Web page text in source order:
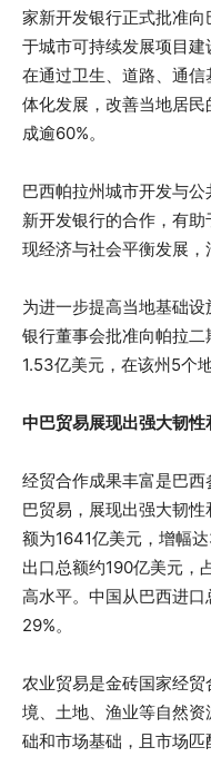
家新开发银行正式批准
于城市可持续发展项目
在通过卫生、道路、通
体化发展，改善当地居
成逾60%。
巴西帕拉州城市开发与
新开发银行的合作，有
现经济与社会平衡发展，
为进一步提高当地基础
银行董事会批准向帕拉
1.53亿美元，在该州5个
中巴贸易展现出强大韧性
经贸合作成果丰富是巴
巴贸易，展现出强大韧
额为1641亿美元，增幅
出口总额约190亿美元，
高水平。中国从巴西进
29%。
农业贸易是金砖国家经
境、土地、渔业等自然
础和市场基础，且市场匹